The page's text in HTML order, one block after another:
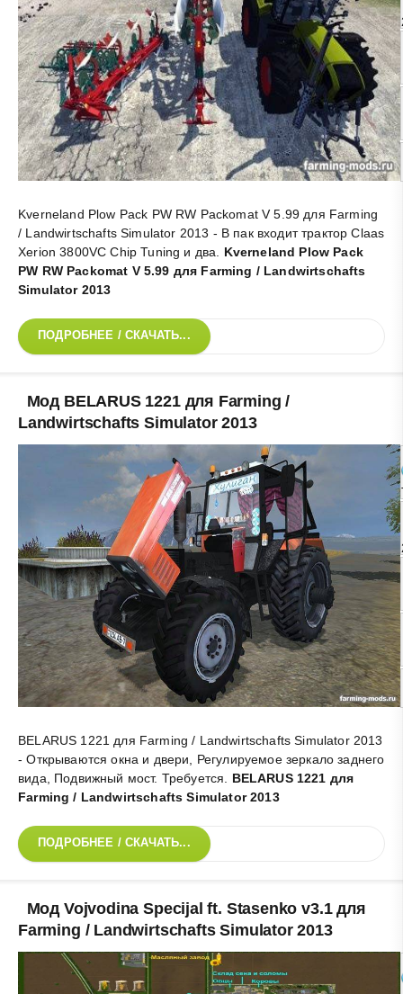
Kverneland Plow Pack PW RW Packomat V 5.99 для Farming
/ Landwirtschafts Simulator 2013 - В пак входит трактор Claas
Xerion 3800VC Chip Tuning и два. Kverneland Plow Pack
PW RW Packomat V 5.99 для Farming / Landwirtschafts
Simulator 2013
ПОДРОБНЕЕ / СКАЧАТЬ...
Мод ВELARUS 1221 для Farming /
Landwirtschafts Simulator 2013
ВELARUS 1221 для Farming / Landwirtschafts Simulator 2013
- Открываются окна и двери, Регулируемое зеркало заднего
вида, Подвижный мост. Требуется
ВELARUS 1221 для
Farming / Landwirtschafts Simulator 2013
ПОДРОБНЕЕ / СКАЧАТЬ...
Мод Vojvodina Specijal ft. Stasenko v3.1 для
Fаrming / Landwirtschafts Simulator 2013